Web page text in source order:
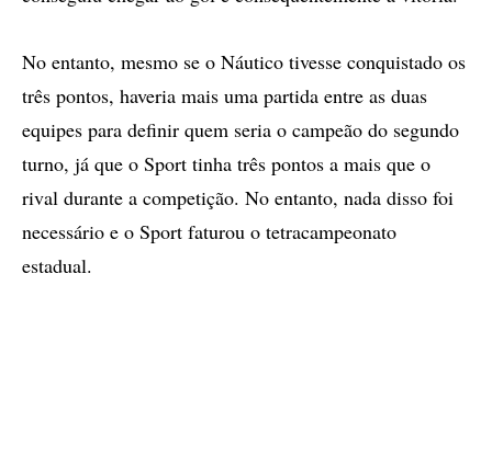
No entanto, mesmo se o Náutico tivesse conquistado os
três pontos, haveria mais uma partida entre as duas
equipes para definir quem seria o campeão do segundo
turno, já que o Sport tinha três pontos a mais que o
rival durante a competição. No entanto, nada disso foi
necessário e o Sport faturou o tetracampeonato
estadual.